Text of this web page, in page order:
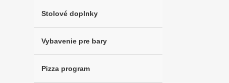
Stolové doplnky
Vybavenie pre bary
Pizza program